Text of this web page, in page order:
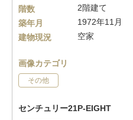
階数
2階建て
築年月
1972年11月
建物現況
空家
画像カテゴリ
その他
センチュリー21P-EIGHT